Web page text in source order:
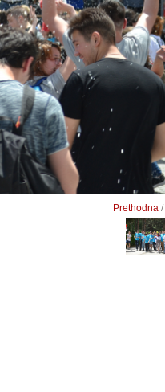
Prethodna /